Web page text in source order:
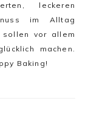
leckeren
im Alltag
sollen vor allem
machen.
Baking!